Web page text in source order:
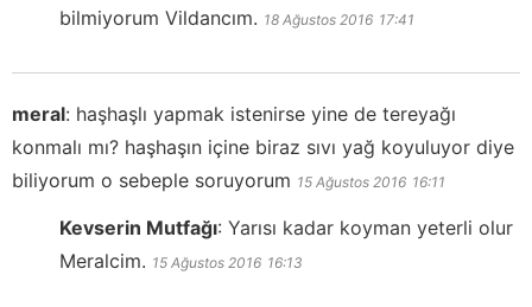
bilmiyorum Vildancım. 18 Ağustos 2016 17:41
meral: haşhaşlı yapmak istenirse yine de tereyağı
konmalı mı? haşhaşın içine biraz sıvı yağ koyuluyor diye
biliyorum o sebeple soruyorum 15 Ağustos 2016 16:11
Kevserin Mutfağı: Yarısı kadar koyman yeterli olur
Meralcim. 15 Ağustos 2016 16:13